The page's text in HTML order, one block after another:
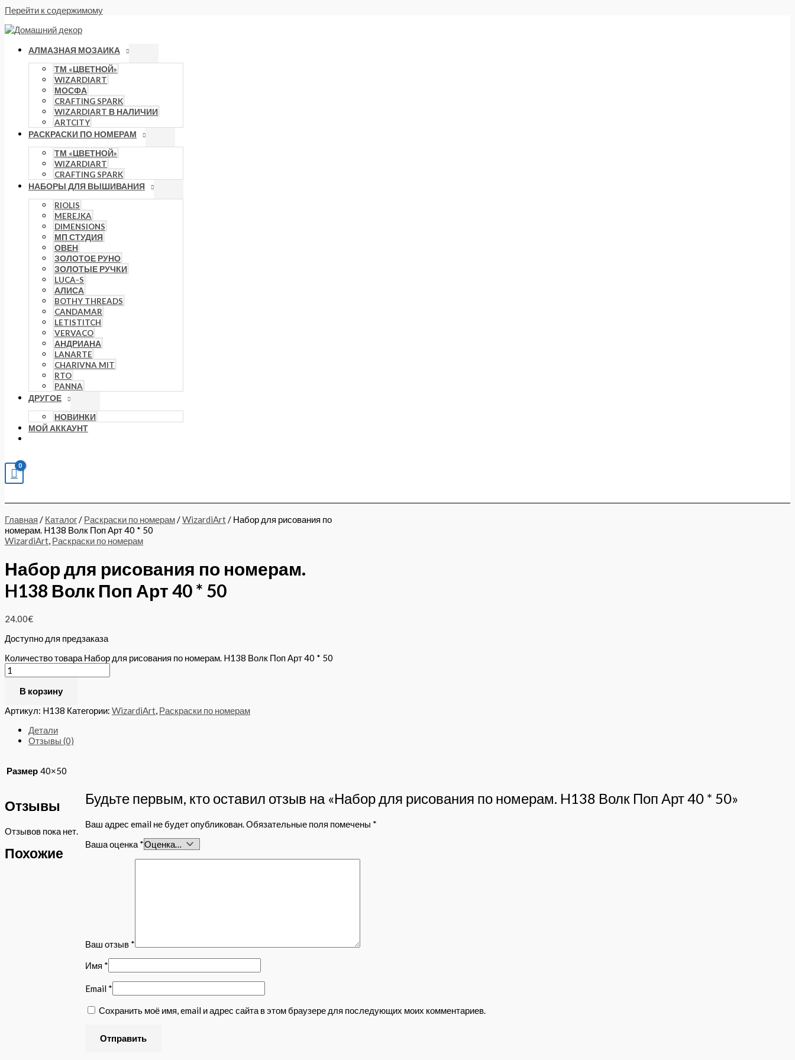
Перейти к содержимому
АЛМАЗНАЯ МОЗАИКА
ТМ «ЦВЕТНОЙ»
WIZARDIART
МОСФА
CRAFTING SPARK
WIZARDIART В НАЛИЧИИ
ARTCITY
РАСКРАСКИ ПО НОМЕРАМ
ТМ «ЦВЕТНОЙ»
WIZARDIART
CRAFTING SPARK
НАБОРЫ ДЛЯ ВЫШИВАНИЯ
RIOLIS
MEREJKA
DIMENSIONS
МП СТУДИЯ
ОВЕН
ЗОЛОТОЕ РУНО
ЗОЛОТЫЕ РУЧКИ
LUCA-S
АЛИСА
BOTHY THREADS
CANDAMAR
LETISTITCH
VERVACO
АНДРИАНА
LANARTE
CHARIVNA MIT
RTO
PANNA
ДРУГОЕ
НОВИНКИ
МОЙ АККАУНТ
Главная / Каталог/ Раскраски по номерам/WizardiArt/ Набор для рисования по
номерам. H138 Волк Поп Арт 40 * 50
WizardiArt, Раскраски по номерам
Набор для рисования по номерам.
H138 Волк Поп Арт 40 * 50
24.00€
Доступно для предзаказа
Количество товара Набор для рисования по номерам. H138 Волк Поп Арт 40 * 50
В корзину
Артикул: H138 Категории: WizardiArt, Раскраски по номерам
Детали
Отзывы (0)
Размер 40×50
Отзывы
Отзывов пока нет.
Будьте первым, кто оставил отзыв на «Набор для рисования по номерам. H138 Волк Поп Арт 40 * 50»
Ваш адрес email не будет опубликован.Обязательные поля помечены *
Ваша оценка *
Ваш отзыв *
Имя *
Email *
Сохранить моё имя, email и адрес сайта в этом браузере для последующих моих комментариев.
Похожие